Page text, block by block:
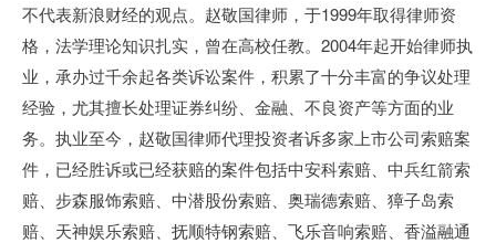
不代表新浪财经的观点。赵敬国律师，于1999年取得律师资
格，法学理论知识扎实，曾在高校任教。2004年起开始律师执
业，承办过千余起各类诉讼案件，积累了十分丰富的争议处理
经验，尤其擅长处理证券纠纷、金融、不良资产等方面的业
务。执业至今，赵敬国律师代理投资者诉多家上市公司索赔案
件，已经胜诉或已经获赔的案件包括中安科索赔、中兵红箭索
赔、步森服饰索赔、中潜股份索赔、奥瑞德索赔、獐子岛索
赔、天神娱乐索赔、抚顺特钢索赔、飞乐音响索赔、香溢融通